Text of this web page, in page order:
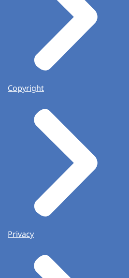
Copyright
Privacy